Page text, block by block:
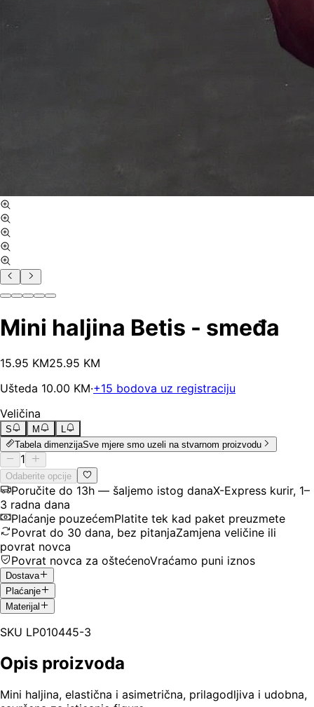
Mini haljina Betis - smeđa
15.95 KM25.95 KM
Ušteda 10.00 KM·+15 bodova uz registraciju
Veličina
S M
L
Tabela dimenzijaSve mjere smo uzeli na stvarnom proizvodu
1
Odaberite opcije
Poručite do 13h — šaljemo istog danaX-Express kurir, 1–
3 radna dana
Plaćanje pouzećemPlatite tek kad paket preuzmete
Povrat do 30 dana, bez pitanjaZamjena veličine ili
povrat novca
Povrat novca za oštećenoVraćamo puni iznos
Dostava
Plaćanje
Materijal
SKU LP010445-3
Opis proizvoda
Mini haljina, elastična i asimetrična, prilagodljiva i udobna,